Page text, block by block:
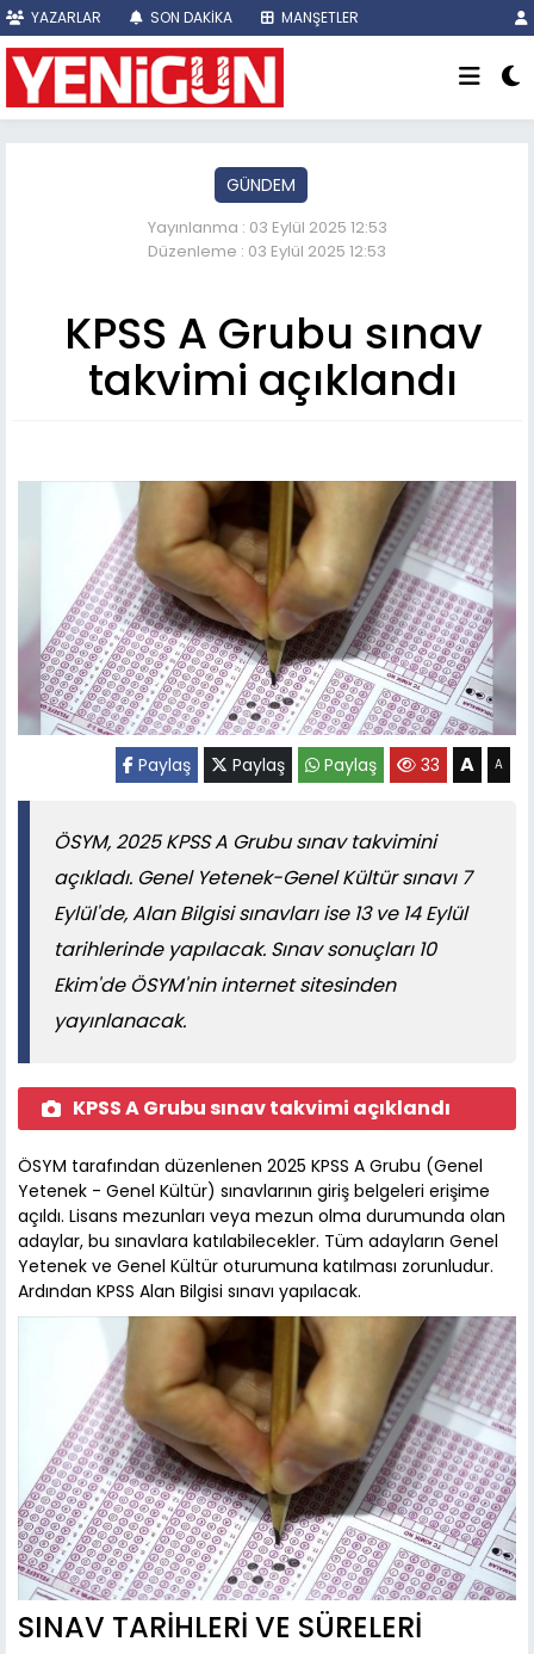
YAZARLAR SON DAKİKA MANŞETLER
GÜNDEM
Yayınlanma : 03 Eylül 2025 12:53
Düzenleme : 03 Eylül 2025 12:53
KPSS A Grubu sınav
takvimi açıklandı
Paylaş Paylaş Paylaş 33 A A
ÖSYM, 2025 KPSS A Grubu sınav takvimini
açıkladı. Genel Yetenek-Genel Kültür sınavı 7
Eylül'de, Alan Bilgisi sınavları ise 13 ve 14 Eylül
tarihlerinde yapılacak. Sınav sonuçları 10
Ekim'de ÖSYM'nin internet sitesinden
yayınlanacak.
KPSS A Grubu sınav takvimi açıklandı
ÖSYM tarafından düzenlenen 2025 KPSS A Grubu (Genel
Yetenek - Genel Kültür) sınavlarının giriş belgeleri erişime
açıldı. Lisans mezunları veya mezun olma durumunda olan
adaylar, bu sınavlara katılabilecekler. Tüm adayların Genel
Yetenek ve Genel Kültür oturumuna katılması zorunludur.
Ardından KPSS Alan Bilgisi sınavı yapılacak.
SINAV TARİHLERİ VE SÜRELERİ